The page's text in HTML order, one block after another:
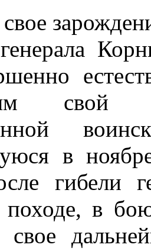
свое
свой
в
гибели
походе, в
свое